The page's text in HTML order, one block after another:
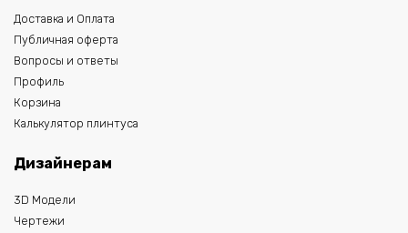
Доставка и Оплата
Публичная оферта
Вопросы и ответы
Профиль
Корзина
Калькулятор плинтуса
Дизайнерам
3D Модели
Чертежи